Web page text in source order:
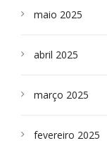
maio 2025
abril 2025
março 2025
fevereiro 2025